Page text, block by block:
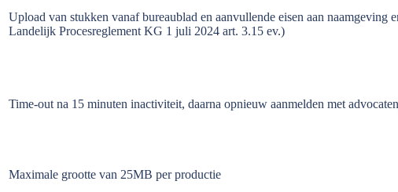
Upload van stukken vanaf bureaublad en aanvullende eisen aan naamgeving
Landelijk Procesreglement KG 1 juli 2024 art. 3.15 ev.)
Time-out na 15 minuten inactiviteit, daarna opnieuw aanmelden met
Maximale grootte van 25MB per productie